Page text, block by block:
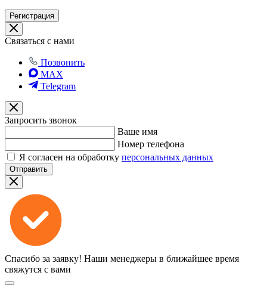
Регистрация
Связаться с нами
Позвонить
MAX
Telegram
Запросить звонок
Ваше имя
Номер телефона
Я согласен на обработку персональных данных
Отправить
Спасибо за заявку! Наши менеджеры в ближайшее время
свяжутся с вами